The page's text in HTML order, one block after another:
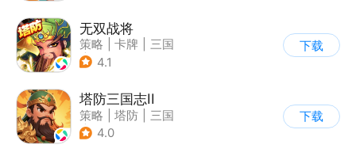
无双战将
策略 卡牌
三国
| 中国风
4.1
下载
塔防三国志II
策略 塔防
三国
| 卡通
4.0
下载